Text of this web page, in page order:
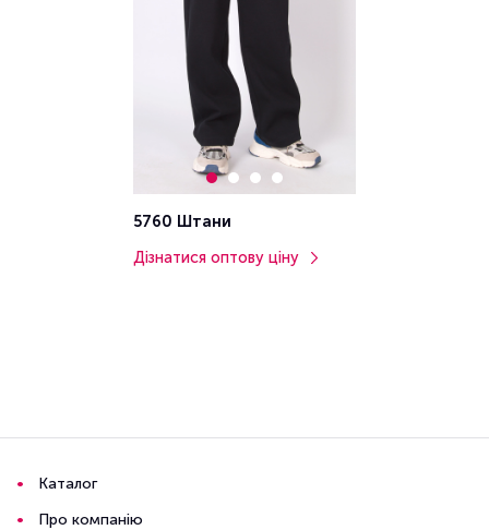
5760 Штани
Дізнатися оптову ціну
Каталог
Про компанію